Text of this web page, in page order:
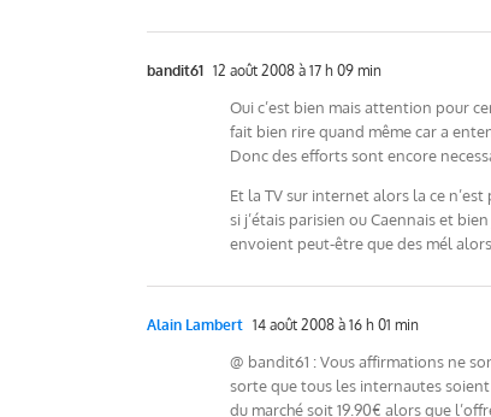
bandit61 12 août 2008 à 17 h 09 min
Oui c’est bien mais attention pour
fait bien rire quand même car a
Donc des efforts sont encore
Et la TV sur internet alors la ce n’est
si j’étais parisien ou Caennais et
envoient peut-être que des mél alors
Alain Lambert 14 août 2008 à 16 h 01 min
@ bandit61 : Vous affirmations ne
sorte que tous les internautes soient
du marché soit 19.90€ alors que